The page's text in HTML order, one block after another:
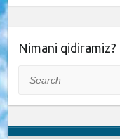
Nimani qidiramiz?